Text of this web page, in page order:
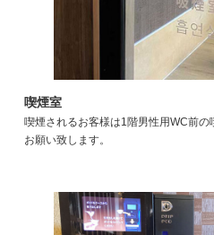
喫煙室
喫煙されるお客様は1階男性用WC前の
お願い致します。